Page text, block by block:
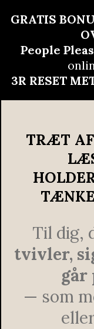
GRATIS
People
3R RESET
TRÆT
Til dig,
tvivler,
går
— som